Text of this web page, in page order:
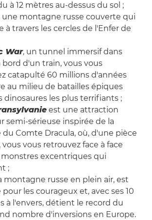
à 12 mètres au-dessus du sol ;
une montagne russe couverte qui
à travers les cercles de l'Enfer de
War, un tunnel immersif dans
bord d'un train, vous vous
catapulté 60 millions d'années
au milieu de batailles épiques
dinosaures les plus terrifiants ;
est une attraction
semi-sérieuse inspirée de la
du Comte Dracula, où, d'une pièce
vous vous retrouvez face à face
monstres excentriques qui
;
montagne russe en plein air, est
les courageux et, avec ses 10
à l'envers, détient le record du
nombre d'inversions en Europe.